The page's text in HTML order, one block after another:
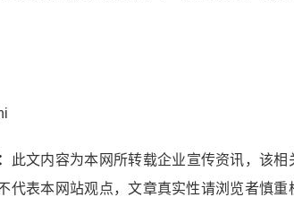
此文内容为本网所转载企业宣传资讯，该
代表本网站观点，文章真实性请浏览者慎重